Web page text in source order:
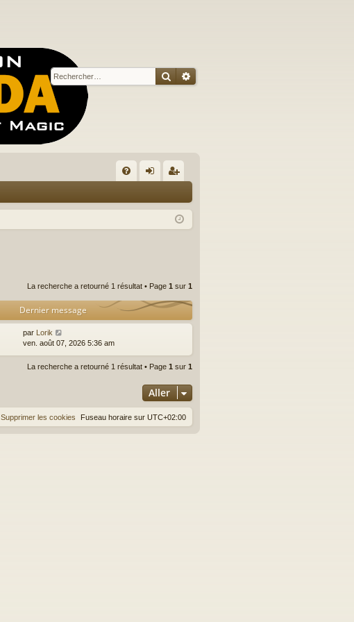
Rechercher
Recherche avancée
Q ne cri
La recherche a retourné 1 résultat • Page 1 sur 1
Dernier message
par Lorik
ven. août 07, 2026 5:36 am
La recherche a retourné 1 résultat • Page 1 sur 1
Aller
Fuseau horaire sur UTC+02:00
Supprimer les cookies